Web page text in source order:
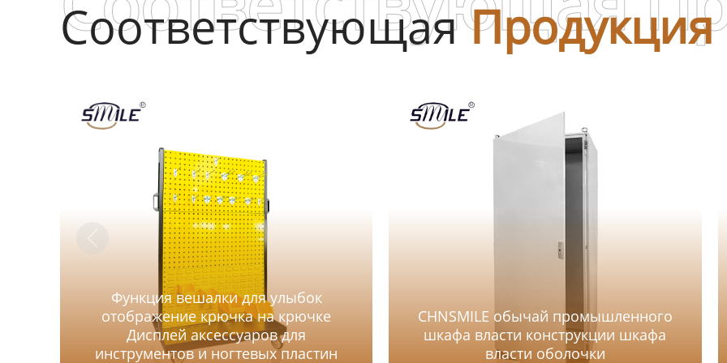
СоответствующаяПродукция
Функция вешалки для улыбок
отображение крючка на крючке
Дисплей аксессуаров для
инструментов и ногтевых пластин
CHNSMILE обычай промышленного
шкафа власти конструкции шкафа
власти оболочки